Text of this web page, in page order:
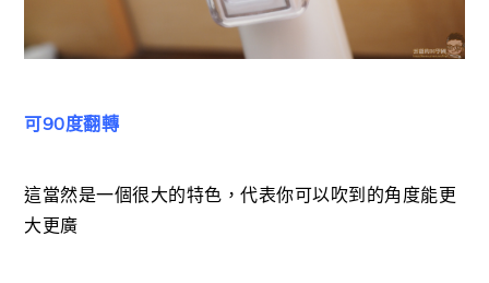
可90度翻轉
這當然是一個很大的特色，代表你可以吹到的角度能更
大更廣